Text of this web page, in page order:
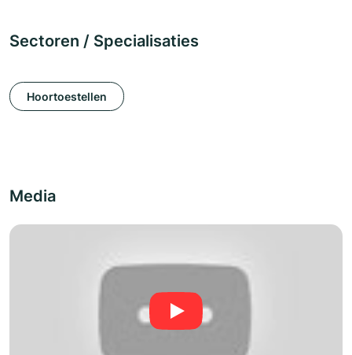
Sectoren / Specialisaties
Hoortoestellen
Media